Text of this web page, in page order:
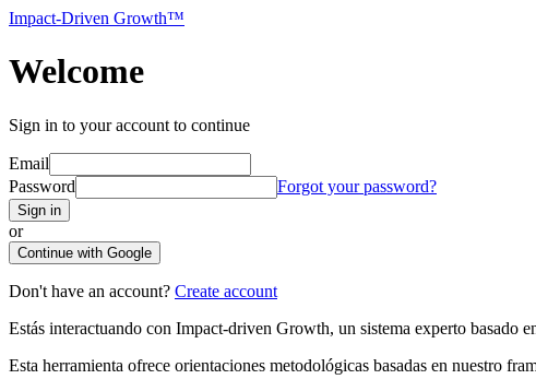
Impact-Driven Growth™
Welcome
Sign in to your account to continue
Email
Password
Forgot your password?
Sign in
or
Continue with Google
Don't have an account? Create account
Estás interactuando con Impact-driven Growth, un sistema experto basado
Esta herramienta ofrece orientaciones metodológicas basadas en nuestro